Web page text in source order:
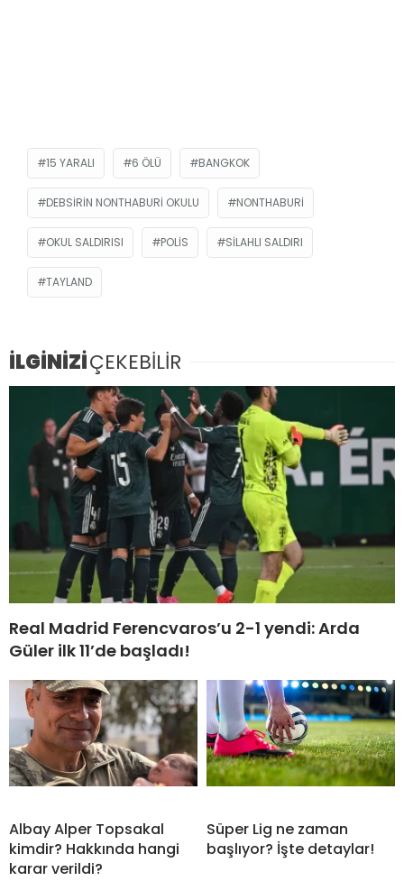
15 YARALI 6 ÖLÜ BANGKOK
DEBSIRIN NONTHABURI OKULU NONTHABURI
OKUL SALDIRISI POLIS SILAHLI SALDIRI
TAYLAND
İLGİNİZİÇEKEBİLİR
Real Madrid Ferencvaros’u 2-1 yendi: Arda
Güler ilk 11’de başladı!
Albay Alper Topsakal
kimdir? Hakkında hangi
karar verildi?
Süper Lig ne zaman
başlıyor? İşte detaylar!